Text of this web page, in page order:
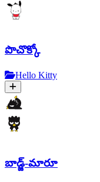
పొచొక్కో
Hello Kitty
బాడ్జ్-మారూ